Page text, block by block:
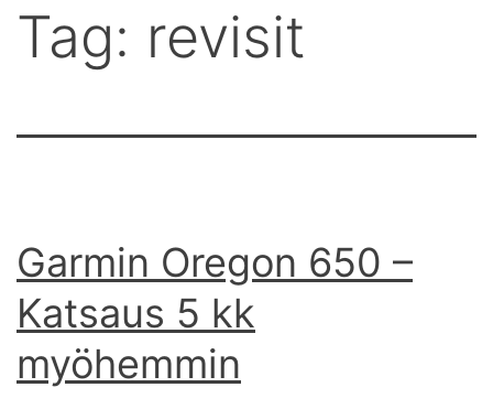
Tag: revisit
Garmin Oregon 650 –
Katsaus 5 kk
myöhemmin